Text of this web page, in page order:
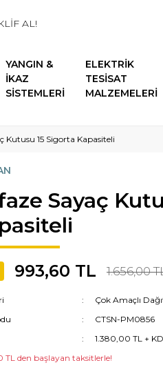
AL!
YANGIN &
İKAZ
SİSTEMLERİ
ELEKTRİK
TESİSAT
MALZEMELERİ
Kutusu 15 Sigorta Kapasiteli
Sayaç
993,60 TL 1.656,00
Çok Amaçlı
CTSN-PM0856
1.380,00 TL +
TL den başlayan taksitlerle!